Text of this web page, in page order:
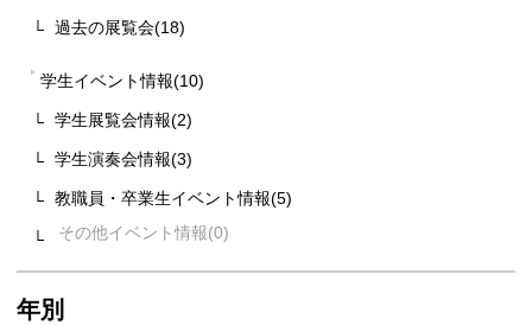
過去の展覧会(18)
学生イベント情報(10)
学生展覧会情報(2)
学生演奏会情報(3)
教職員・卒業生イベント情報(5)
その他イベント情報
年別